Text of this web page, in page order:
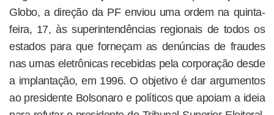
Globo, a direção da PF enviou uma ordem na quinta-
feira, 17, às superintendências regionais de todos os
estados para que forneçam as denúncias de fraudes
nas urnas eletrônicas recebidas pela corporação desde
a implantação, em 1996. O objetivo é dar argumentos
ao presidente Bolsonaro e políticos que apoiam a ideia